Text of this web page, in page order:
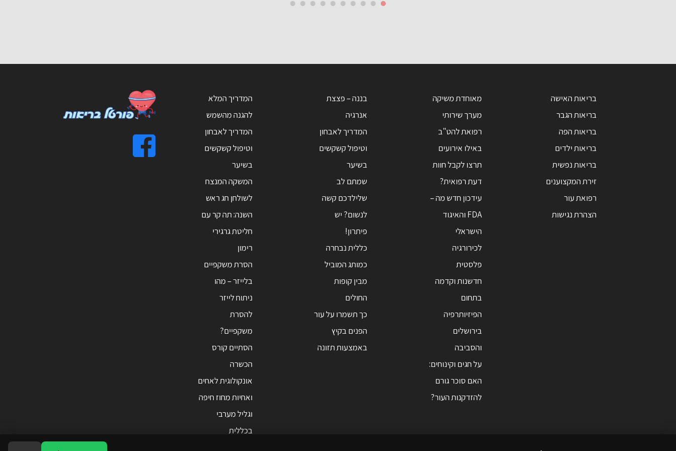
בריאות האישה
בריאות הגבר
בריאות הפה
בריאות ילדים
בריאות נפשית
זירת המקצוענים
רפואת עור
הצהרת נגישות
מאוחדת משיקה
מערך שירותי
רפואת להט"ב
באילו אירועים
תרצו לקבל חוות
דעת רפואית?
עידכון חדש מה –
FDA והאיגוד
הישראלי
לכירורגיה
פלסטית
חדשנות וקדמה
בתחום
הפיזיותרפיה
בירושלים
והסביבה
על חגים וקינוחים:
האם סוכר גורם
להזדקנות העור?
בננה – פצצת
אנרגיה
המדריך לאבחון
וטיפול קשקשים
בשיער
שמתם לב
שלילדכם קשה
לנשום? יש
פיתרון!
כללית נבחרה
כמותג המוביל
מבין קופות
החולים
כך תשמרו על עור
הפנים בקיץ
באמצעות תזונה
המדריך המלא
להגנה מהשמש
המדריך לאבחון
וטיפול קשקשים
בשיער
המשקה המנצח
לשולחן חג ראש
השנה: תה קר עם
חליטת גרגירי
רימון
הסרת משקפיים
בלייזר – מהו
ניתוח לייזר
להסרת
משקפיים?
הסתיים קורס
הכשרה
אונקולוגית לאחים
ואחיות מחוז חיפה
וגליל מערבי
בכללית